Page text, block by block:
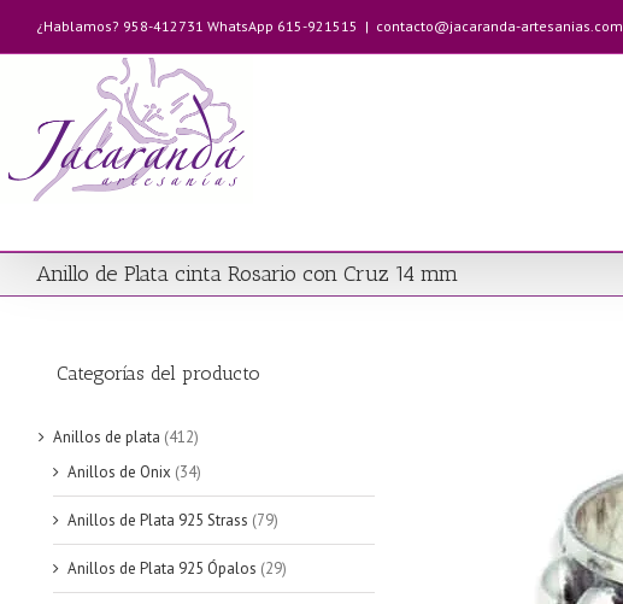
contenido
¿Hablamos? 958-412731 WhatsApp 615-921515 | contacto@jacaranda-artesanias.com
Anillo de Plata cinta Rosario con Cruz 14 mm
Categorías del producto
Anillos de plata (412)
Anillos de Onix (34)
Anillos de Plata 925 Strass (79)
Anillos de Plata 925 Ópalos (29)